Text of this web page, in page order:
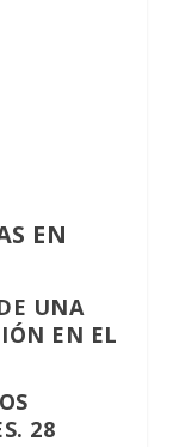
EN
UNA
EN EL
28